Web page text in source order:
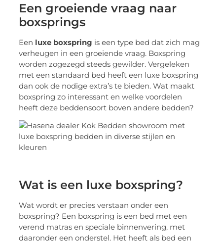
Een groeiende vraag naar
boxsprings
Een luxe boxspring is een type bed dat zich mag
verheugen in een groeiende vraag. Boxspring
worden zogezegd steeds gewilder. Vergeleken
met een standaard bed heeft een luxe boxspring
dan ook de nodige extra’s te bieden. Wat maakt
boxspring zo interessant en welke voordelen
heeft deze beddensoort boven andere bedden?
Wat is een luxe boxspring?
Wat wordt er precies verstaan onder een
boxspring? Een boxspring is een bed met een
verend matras en speciale binnenvering, met
daaronder een onderstel. Het heeft als bed een